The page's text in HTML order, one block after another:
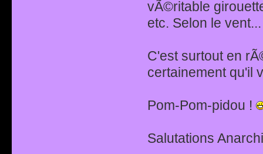
vÃ©ritable
etc. Selon le
C'est surtout en
certainement qu'il
Pom-Pom-pidou !
Salutations